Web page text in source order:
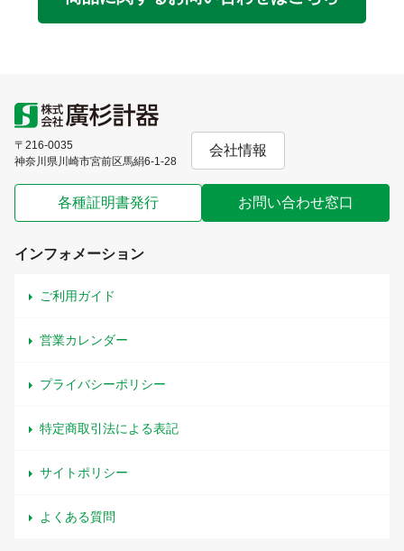
〒216-0035
神奈川県川崎市宮前区馬絹6-1-28
会社情報
各種証明書発行 お問い合わせ窓口
インフォメーション
ご利用ガイド
営業カレンダー
プライバシーポリシー
特定商取引法による表記
サイトポリシー
よくある質問